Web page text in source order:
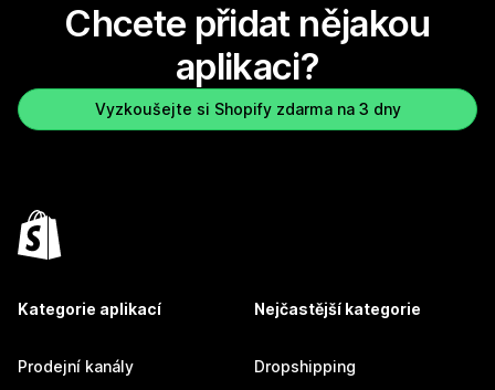
Chcete přidat nějakou
aplikaci?
Vyzkoušejte si Shopify zdarma na 3 dny
Kategorie aplikací
Prodejní kanály
Nejčastější kategorie
Dropshipping